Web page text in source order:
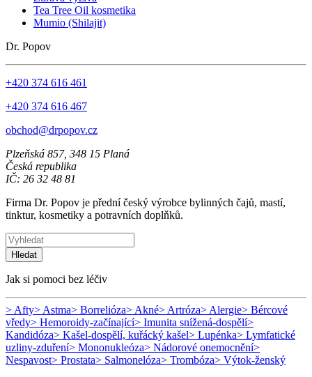
Tea Tree Oil kosmetika
Mumio (Shilajit)
Dr. Popov
+420 374 616 461
+420 374 616 467
obchod@drpopov.cz
Plzeňská 857, 348 15 Planá
Česká republika
IČ: 26 32 48 81
Firma Dr. Popov je přední český výrobce bylinných čajů, mastí,
tinktur, kosmetiky a potravních doplňků.
Hledat
Jak si pomoci bez léčiv
> Afty> Astma> Borrelióza> Akné> Artróza> Alergie> Bércové
vředy> Hemoroidy-začínající> Imunita snížená-dospělí>
Kandidóza> Kašel-dospělí, kuřácký kašel> Lupénka> Lymfatické
uzliny-zduření> Mononukleóza> Nádorové onemocnění>
Nespavost> Prostata> Salmonelóza> Trombóza> Výtok-ženský